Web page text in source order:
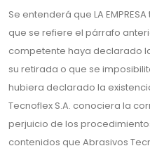
Se entenderá que LA
que se refiere el párrafo
competente haya declarado
su retirada o que se
hubiera declarado la
Tecnoflex S.A. conociera la
perjuicio de los
contenidos que Abrasivos